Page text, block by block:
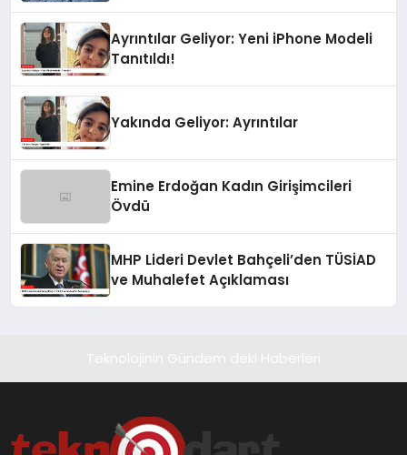
Ayrıntılar Geliyor: Yeni iPhone Modeli
Tanıtıldı!
Yakında Geliyor: Ayrıntılar
Emine Erdoğan Kadın Girişimcileri
Övdü
MHP Lideri Devlet Bahçeli’den TÜSİAD
ve Muhalefet Açıklaması